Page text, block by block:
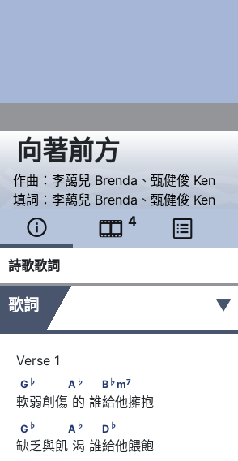
向著前方
作曲： 李藹兒 Brenda 、 甄健俊 Ken
填詞： 李藹兒 Brenda 、 甄健俊 Ken
  4 
詩歌歌詞
歌詞 ▼
G♭ A ♭ B
G ♭ A ♭ B ♭m7
軟弱創傷 的 誰給他擁抱​
G♭ A ♭ D
G ♭ A ♭ D ♭
缺乏與飢 渴 誰給他餵飽